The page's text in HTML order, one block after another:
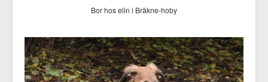
Bor hos elin i Bräkne-hoby